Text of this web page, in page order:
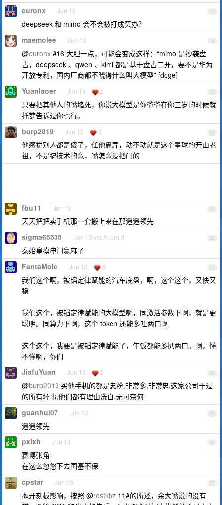
17
euronx Jun 13
deepseek 和 mimo 会不会被打成买办？
18
maemolee Jun 13
@euronx #16 大胆一点，可能会变成这样：“mimo 是抄袭盘
古，deepseek 、qwen 、kimi 都是基于盘古二开，要不是华为
开放专利，国内厂商都不晓得什么叫大模型” [doge]
19
Yuanlaoer Jun 13 2
只要把其他人的嘴堵死，你说大模型是你爷爷在你三岁的时候就
托梦告诉过你也行。
20
burp2019 Jun 13 2
他感觉别人都是傻子，任他愚弄，动不动就是这个星球的开山老
祖，不是搞技术的么，嘴怎么没把门的
21
fbu11 Jun 13
天天把把卖手机那一套搬上来在那遥遥领先
22
sigma65535 Jun 13 via Android
秦始皇摸电门赢麻了
23
FantaMole Jun 13 6
我们这个啊，被韬定律赋能的汽车底盘，啊，这个这个，又快又
稳
我们这个，被韬定律赋能的大模型啊，同激活参数下啊，就是更
聪明。同算力下啊，这个 token 还能多吐两口啊
这个这个，我要是被韬定律赋能了，午饭都能多扒两口。啊，懂
不懂啊，你们
24
JiafuYuan Jun 13 2
@burp2019 买他手机的都是忠粉,非常多,非常忠,这家公司干过
的所有坏事,他们都有理由洗白,无可奈何
25
guanhui07 Jun 13
遥遥领先
26
pxlxh Jun 13
赛博张角
在这么忽悠下去国基不保
27
cpstar Jun 13
抛开刻板影响，按照 @restkhz 11#的所述，余大嘴说的没有